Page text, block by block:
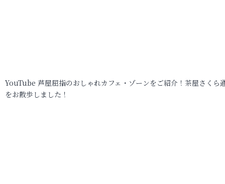
YouTube 芦屋屈指のおしゃれカフェ・ゾーンをご紹介！茶屋さくら
をお散歩しました！